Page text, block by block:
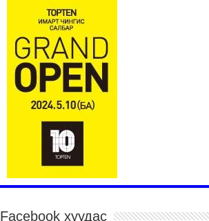
2026 оны 7 сар 21 / 10 цаг 09 минут
Байнгын хорооны дарга М.Мандхай Цөлжилттэй
тэмцэх тухай НҮБ-ын конвенцын талуудын 17
дугаар бага хурал (СОР17)-ын бэлтгэл ажлын
явцтай танилцлаа
2026 оны 7 сар 21 / 10 цаг 03 минут
Б.Пүрэвдагва: Бүтээн байгуулалтын аливаа
уялдаа холбоогүйгээс саатах ёсгүй
2026 оны 7 сар 20 / 17 цаг 21 минут
“Сэлбэ 20 минутын хот” төслийн анхны 12
давхар барилгын үндсэн карказ, цутгалтын ажил
дууслаа
Facebook хуудас